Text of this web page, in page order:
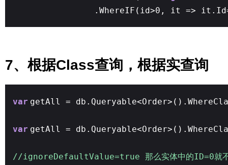
.WhereIF(id>0, it =>
7、根据Class查询，根据实查询
var getAll =
var getAll =
//ignoreDefaultValue=true 那么实体中的ID=0就不